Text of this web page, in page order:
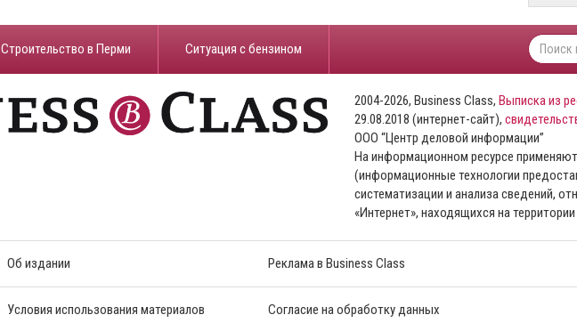
Строительство в Перми ​Ситуация с бензином
2004-2026, Business Class, Выписка из
29.08.2018 (интернет-сайт),
ООО “Центр деловой информации”
На информационном ресурсе
(информационные технологии
систематизации и анализа сведений,
«Интернет», находящихся на
Об издании Реклама в Business Class
Условия использования материалов Согласие на обработку данных